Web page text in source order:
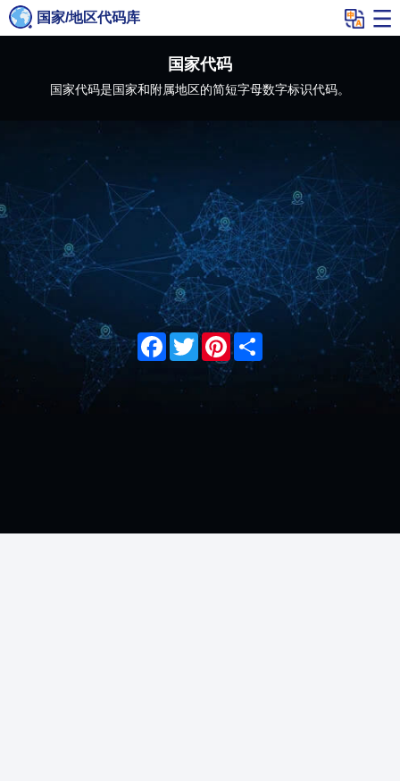
国家/地区代码库
国家代码
国家代码是国家和附属地区的简短字母数字标识代码。
Facebook
TwitterPinterest
Share